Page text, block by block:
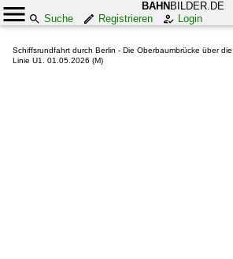
BAHN BILDER.DE
Suche
Registrieren Login
Schiffsrundfahrt durch Berlin - Die Oberbaumbrücke über
Linie U1. 01.05.2026 (M)